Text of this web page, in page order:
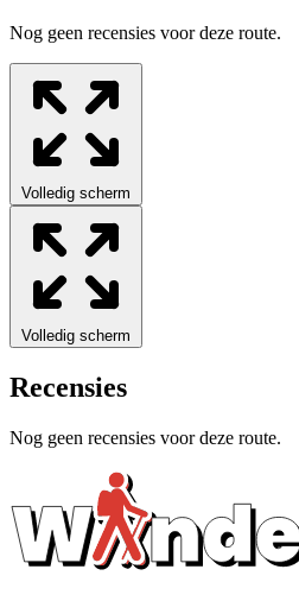
Nog geen recensies voor deze route.
Volledig scherm
Volledig scherm
Recensies
Nog geen recensies voor deze route.